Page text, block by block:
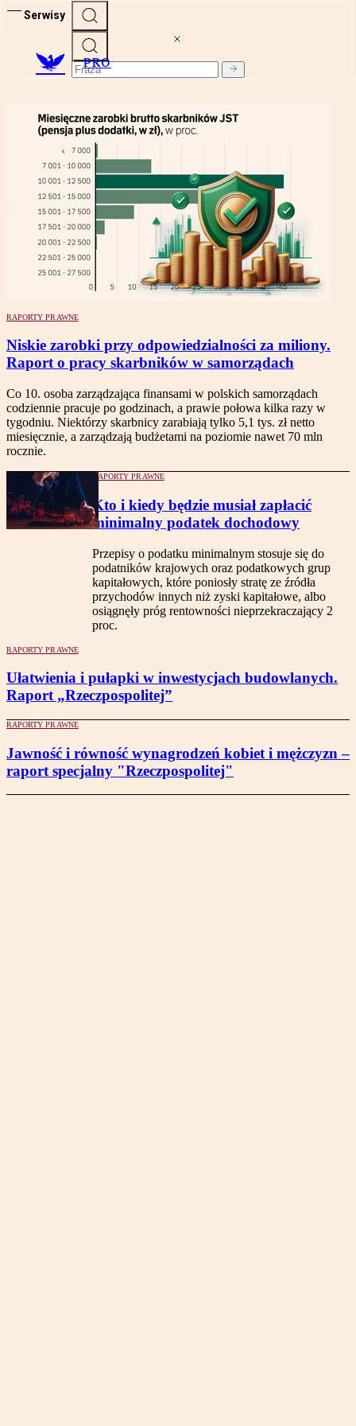
Serwisy
PRO
RAPORTY PRAWNE
Niskie zarobki przy odpowiedzialności za miliony.
Raport o pracy skarbników w samorządach
Co 10. osoba zarządzająca finansami w polskich samorządach
codziennie pracuje po godzinach, a prawie połowa kilka razy w
tygodniu. Niektórzy skarbnicy zarabiają tylko 5,1 tys. zł netto
miesięcznie, a zarządzają budżetami na poziomie nawet 70 mln
rocznie.
RAPORTY PRAWNE
Kto i kiedy będzie musiał zapłacić
minimalny podatek dochodowy
Przepisy o podatku minimalnym stosuje się do
podatników krajowych oraz podatkowych grup
kapitałowych, które poniosły stratę ze źródła
przychodów innych niż zyski kapitałowe, albo
osiągnęły próg rentowności nieprzekraczający 2
proc.
RAPORTY PRAWNE
Ułatwienia i pułapki w inwestycjach budowlanych.
Raport „Rzeczpospolitej”
RAPORTY PRAWNE
Jawność i równość wynagrodzeń kobiet i mężczyzn –
raport specjalny "Rzeczpospolitej"